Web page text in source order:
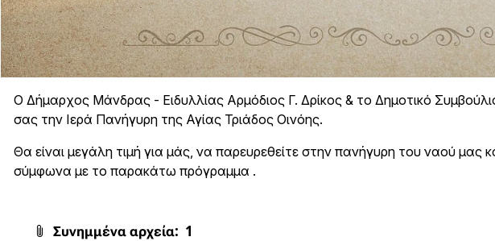
Ο Δήμαρχος Μάνδρας - Ειδυλλίας Αρμόδιος Γ. Δρίκος & το Δημοτικό
σας την Ιερά Πανήγυρη της Αγίας Τριάδος Οινόης.
Θα είναι μεγάλη τιμή για μάς, να παρευρεθείτε στην πανήγυρη του ναού μας
σύμφωνα με το παρακάτω πρόγραμμα .
Συνημμένα αρχεία: 1